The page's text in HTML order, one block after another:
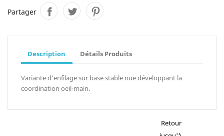
Partager
Description Détails Produits
Variante d'enfilage sur base stable nue développant la
coordination oeil-main.
Retour